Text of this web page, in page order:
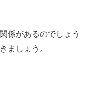
係があるのでしょう
ましょう。